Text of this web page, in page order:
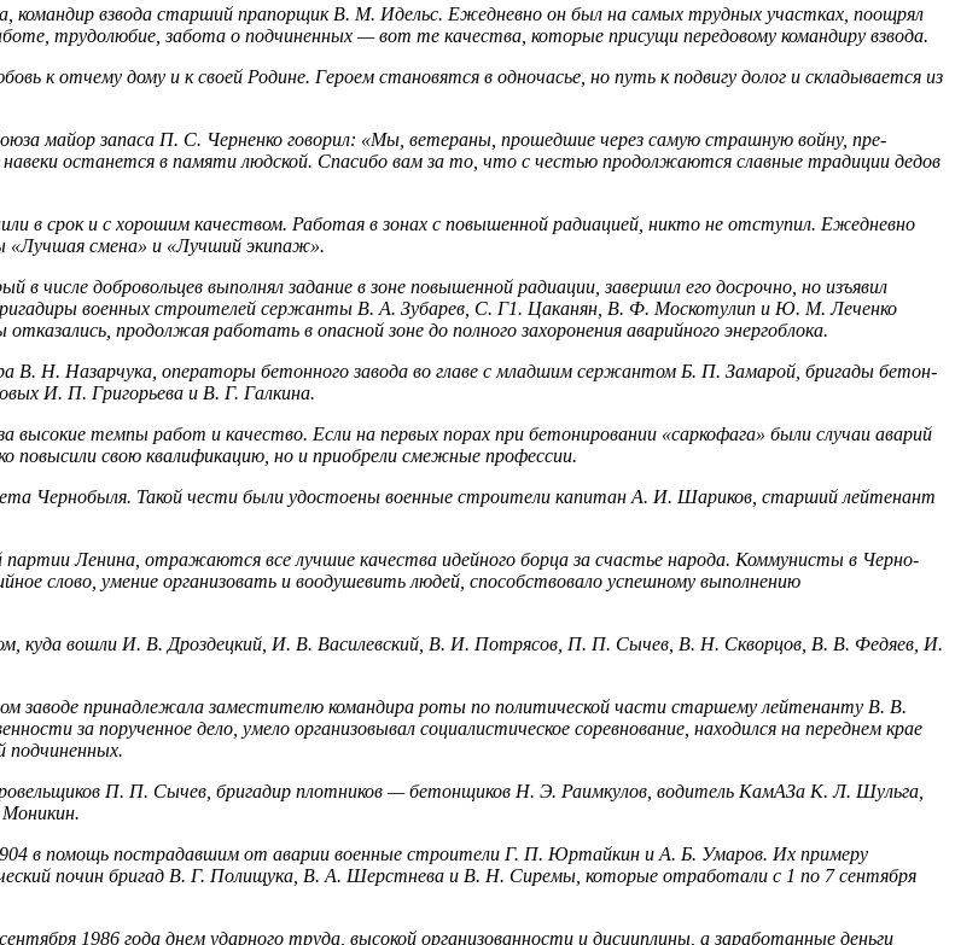
командир взвода старший прапорщик В. М. Идельс. Ежедневно он был на самых трудных участках, поощрял
трудолюбие, забота о подчиненных — вот те каче­ства, которые присущи передовому командиру взвода.
к отчему дому и к своей Родине. Героем становятся в одночасье, но путь к подвигу долог и складывается из
майор запаса П. С. Черненко говорил: «Мы, ветераны, прошедшие через самую страшную войну, пре­
останется в памяти людской. Спасибо вам за то, что с честью продолжаются славные традиции дедов
в срок и с хорошим качеством. Работая в зонах с повышенной радиацией, никто не отступил. Ежедневно
«Лучшая смена» и «Лучший экипаж».
числе добровольцев выполнял зада­ние в зоне повышенной радиации, завершил его досрочно, но изъявил
военных строителей сержанты В. А. Зубарев, С. Г1. Цаканян, В. Ф. Москотулип и Ю. М. Леченко
продолжая работать в опасной зоне до полного захоронения аварийного энергоблока.
В. Н. Назарчука, операторы бетонного завода во главе с младшим сержантом Б. П. Замарой, бригады бетон­
И. П. Григорьева и В. Г. Галкина.
темпы работ и качество. Если на первых порах при бетонировании «саркофага» были случаи ава­рий
повысили свою квалификацию, но и приоб­рели смежные профессии.
Чернобыля. Такой чести были удостоены военные строители капитан А. И. Шариков, старший лейтенант
Ленина, отражаются все лучшие ка­чества идейного борца за счастье народа. Коммунисты в Черно­
слово, умение организовать и воодушевить лю­дей, способствовало успешному выполнению
куда вошли И. В. Дроздецкий, И. В. Васи­левский, В. И. Потрясов, П. П. Сычев, В. Н. Скворцов, В. В. Федяев, И.
заводе принадлежала заместителю командира роты по политической части старшему лейтенанту В. В.
за порученное дело, умело организовывал социа­листическое соревнование, находился на переднем крае
подчиненных.
П. П. Сычев, бригадир плотников — бетонщиков Н. Э. Раимкулов, водитель КамАЗа К. Л. Шульга,
904 в помощь пострадавшим от аварии во­енные строители Г. П. Юртайкин и А. Б. Умаров. Их примеру
почин бригад В. Г. Полищука, В. А. Шерстнева и В. Н. Сиремы, которые отработали с 1 по 7 сентября
1986 года днем ударного труда, вы­сокой организованности и дисциплины, а заработанные деньги